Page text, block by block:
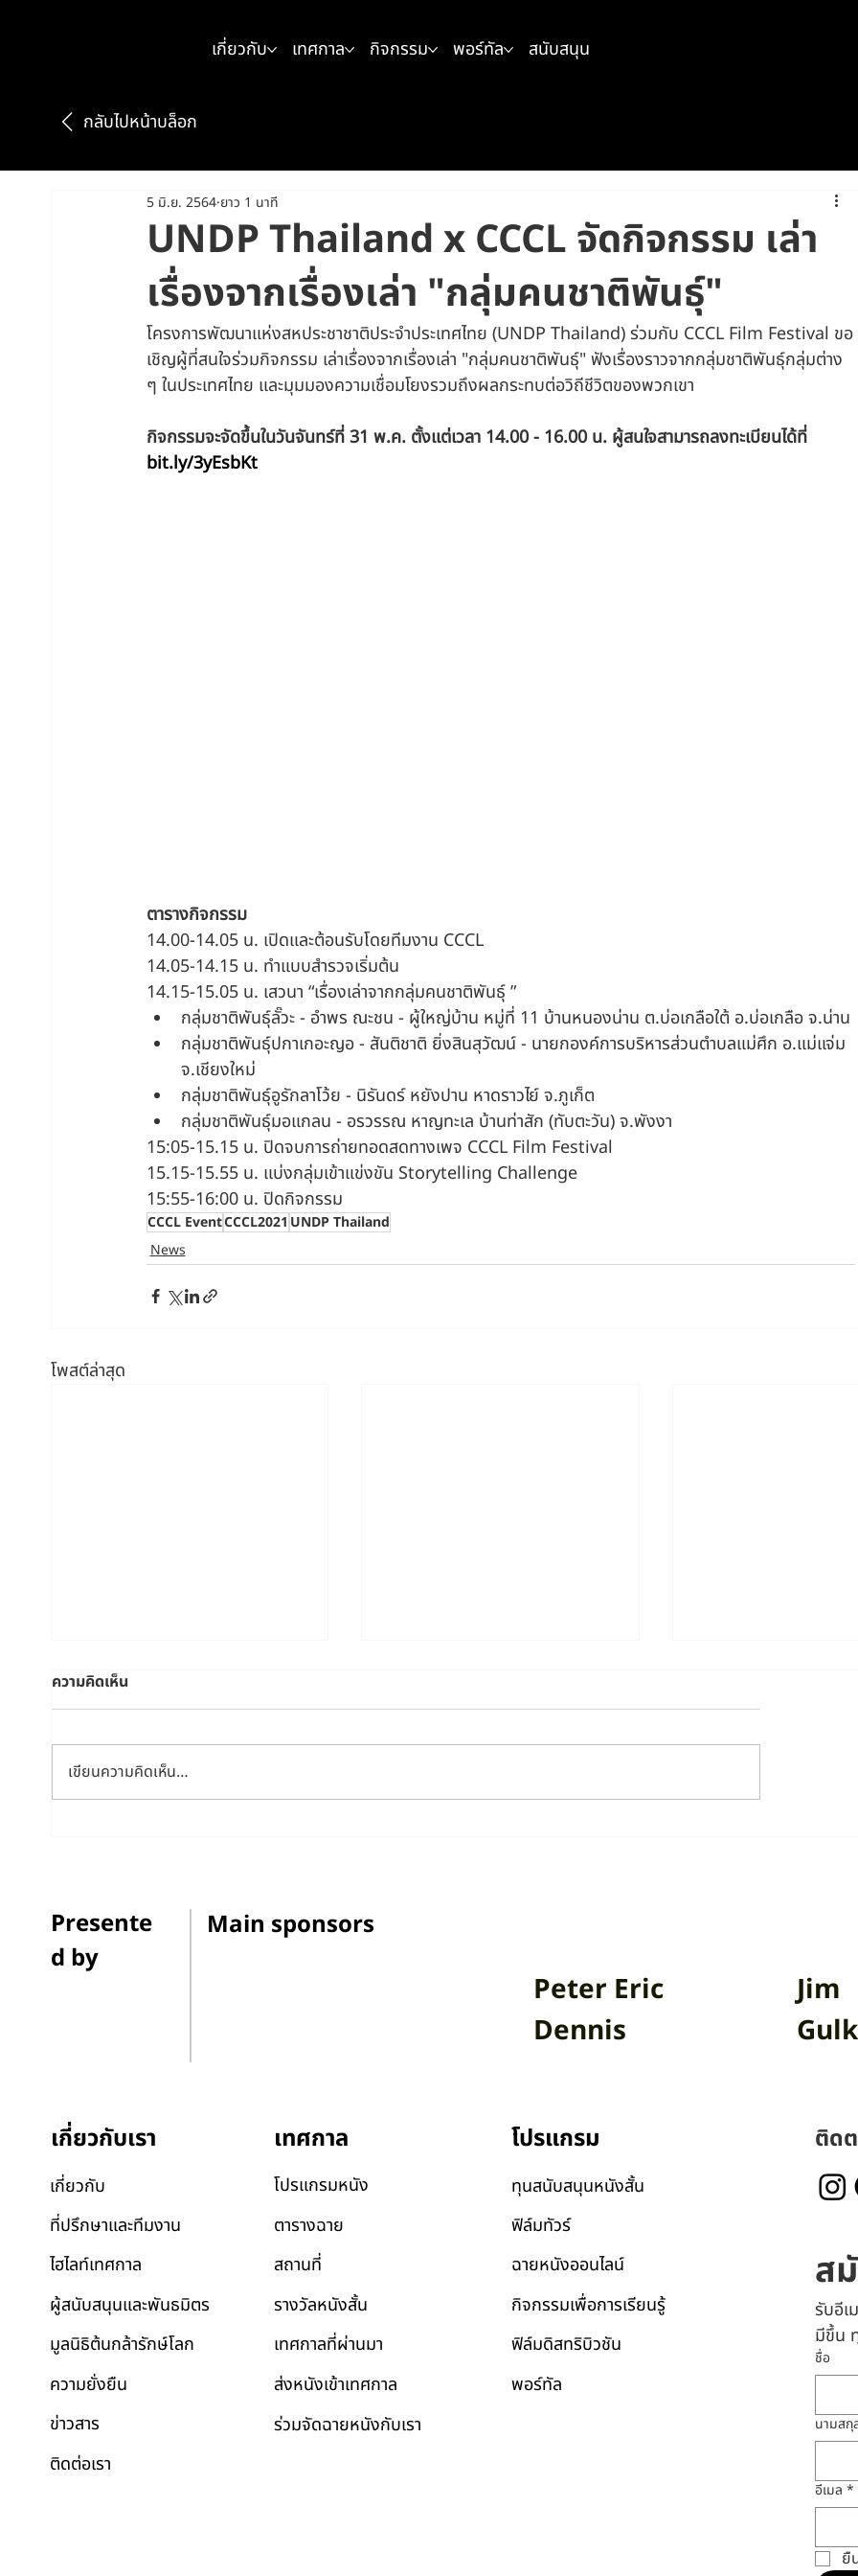
เกี่ยวกับ เทศกาล กิจกรรม พอร์ทัล สนับสนุน
กลับไปหน้าบล็อก
UNDP Thailand x CCCL จัดกิจกรรม เล่า
เรื่องจากเรื่องเล่า "กลุ่มคนชาติพันธุ์"
5 มิ.ย. 2564 ยาว 1 นาที
โครงการพัฒนาแห่งสหประชาชาติประจำประเทศไทย (UNDP Thailand) ร่วมกับ CCCL Film Festival ขอ
เชิญผู้ที่สนใจร่วมกิจกรรม เล่าเรื่องจากเรื่องเล่า "กลุ่มคนชาติพันธุ์" ฟังเรื่องราวจากกลุ่มชาติพันธุ์กลุ่มต่าง
ๆ ในประเทศไทย และมุมมองความเชื่อมโยงรวมถึงผลกระทบต่อวิถีชีวิตของพวกเขา
กิจกรรมจะจัดขึ้นในวันจันทร์ที่ 31 พ.ค. ตั้งแต่เวลา 14.00 - 16.00 น. ผู้สนใจสามารถลงทะเบียนได้ที่
bit.ly/3yEsbKt
ตารางกิจกรรม
14.00-14.05 น. เปิดและต้อนรับโดยทีมงาน CCCL
14.05-14.15 น. ทำแบบสำรวจเริ่มต้น
14.15-15.05 น. เสวนา “เรื่องเล่าจากกลุ่มคนชาติพันธุ์ ”
กลุ่มชาติพันธุ์ลั๊วะ - อำพร ณะชน - ผู้ใหญ่บ้าน หมู่ที่ 11 บ้านหนองน่าน ต.บ่อเกลือใต้ อ.บ่อเกลือ จ.น่าน
กลุ่มชาติพันธุ์ปกาเกอะญอ - สันติชาติ ยิ่งสินสุวัฒน์ - นายกองค์การบริหารส่วนตำบลแม่ศึก อ.แม่แจ่ม
จ.เชียงใหม่
กลุ่มชาติพันธุ์อูรักลาโว้ย - นิรันดร์ หยังปาน หาดราวไย์ จ.ภูเก็ต
กลุ่มชาติพันธุ์มอแกลน - อรวรรณ หาญทะเล บ้านท่าสัก (ทับตะวัน) จ.พังงา
15:05-15.15 น. ปิดจบการถ่ายทอดสดทางเพจ CCCL Film Festival
15.15-15.55 น. แบ่งกลุ่มเข้าแข่งขัน Storytelling Challenge
15:55-16:00 น. ปิดกิจกรรม
CCCL EventCCCL2021 UNDP Thailand
News
โพสต์ล่าสุด
ความคิดเห็น
เขียนความคิดเห็น…
Presente
d by
Main sponsors
Peter Eric
Dennis
Jim
ติด
ส
รับอีเ
มีขึ้น
ชื่อ
นามสกุ
อีเมล *
ยื
เกี่ยวกับเรา
เกี่ยวกับ
ที่ปรึกษาและทีมงาน
ไฮไลท์เทศกาล
ผู้สนับสนุนและพันธมิตร
มูลนิธิต้นกล้ารักษ์โลก
ความยั่งยืน
ข่าวสาร
ติดต่อเรา
เทศกาล
โปรแกรมหนัง
ตารางฉาย
สถานที่
รางวัลหนังสั้น
เทศกาลที่ผ่านมา
ส่งหนังเข้าเทศกาล
ร่วมจัดฉายหนังกับเรา
โปรแกรม
ทุนสนับสนุนหนังสั้น
ฟิล์มทัวร์
ฉายหนังออนไลน์
กิจกรรมเพื่อการเรียนรู้
ฟิล์มดิสทริบิวชัน
พอร์ทัล